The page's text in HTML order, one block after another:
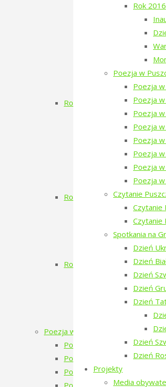
Rok 2016
Poezja w
Poezja
Poezja
Poezja
Poezja
Poezja
Poezja
Poezja
Poezja
Czytanie
Czytanie
Czytanie
Spotkania na
Dzień
Dzień
Dzień
Dzień
Dzień
Dzień
Dzień
Projekty
Media
Poezja w Puszczy – 3.
RÓBMY SWOJE –
Dzień Tatarski
Dzien Tatarski –
18-19 maja „Chór
Zielony Kwiecień 2019
Rok 2018
Dzień Gruziński
Zielony Listopad 2018
Poezja w Puszczy – 2.
Porządkowanie kirkutu
Dzień Szwajcarski
Zielony Kwiecień
Rok 2017
Koncert Zmiciera
Dzień Białoruski
Białowieskie Dni
Poezja w Puszczy i
Rok 2016
Dzień Ukraiński
Warsztaty: Pamiętajmy
Monodram „Ksenia”
Poezja w Puszczy
Poezja w Puszczy – 7. edycja
Poezja w Puszczy – 6. edycja
Poezja w Puszczy – 5. edycja
Poezja w Puszczy – 4. edycja